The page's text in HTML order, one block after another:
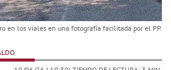
en los viales en una fotografía facilitada por el PP.